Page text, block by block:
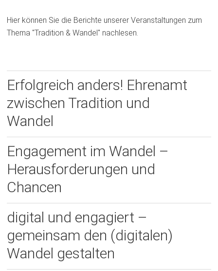
n
e
u
e
T
a
b
)
Hier können Sie die Berichte unserer Veranstaltungen zum
Thema "Tradition & Wandel" nachlesen.
Erfolgreich anders! Ehrenamt
zwischen Tradition und
Wandel
Engagement im Wandel –
Herausforderungen und
Chancen
digital und engagiert –
gemeinsam den (digitalen)
Wandel gestalten